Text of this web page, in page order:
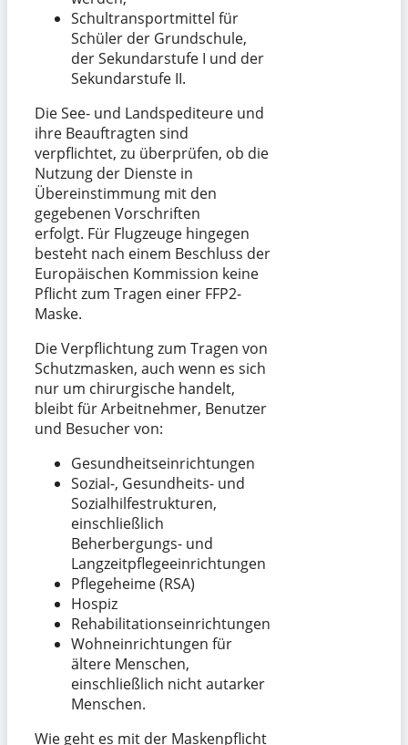
Schultransportmittel für
Schüler der Grundschule,
der Sekundarstufe I und der
Sekundarstufe II.
Die See- und Landspediteure und
ihre Beauftragten sind
verpflichtet, zu überprüfen, ob die
Nutzung der Dienste in
Übereinstimmung mit den
gegebenen Vorschriften
erfolgt. Für Flugzeuge hingegen
besteht nach einem Beschluss der
Europäischen Kommission keine
Pflicht zum Tragen einer FFP2-
Maske.
Die Verpflichtung zum Tragen von
Schutzmasken, auch wenn es sich
nur um chirurgische handelt,
bleibt für Arbeitnehmer, Benutzer
und Besucher von:
Gesundheitseinrichtungen
Sozial-, Gesundheits- und
Sozialhilfestrukturen,
einschließlich
Beherbergungs- und
Langzeitpflegeeinrichtungen
Pflegeheime (RSA)
Hospiz
Rehabilitationseinrichtungen
Wohneinrichtungen für
ältere Menschen,
einschließlich nicht autarker
Menschen.
Wie geht es mit der Maskenpflicht